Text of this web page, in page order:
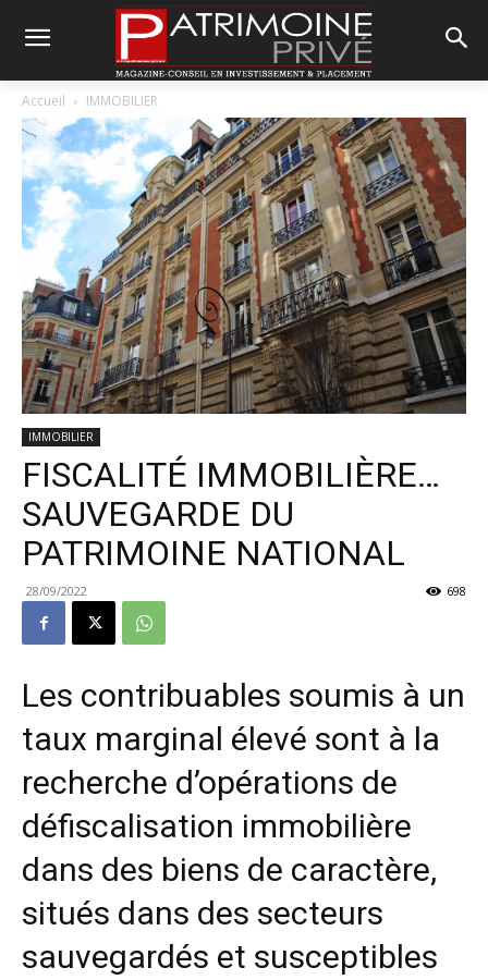
Accueil IMMOBILIER
IMMOBILIER
FISCALITÉ IMMOBILIÈRE…
SAUVEGARDE DU
PATRIMOINE NATIONAL
28/09/2022 698
Les contribuables soumis à un
taux marginal élevé sont à la
recherche d’opérations de
défiscalisation immobilière
dans des biens de caractère,
situés dans des secteurs
sauvegardés et susceptibles